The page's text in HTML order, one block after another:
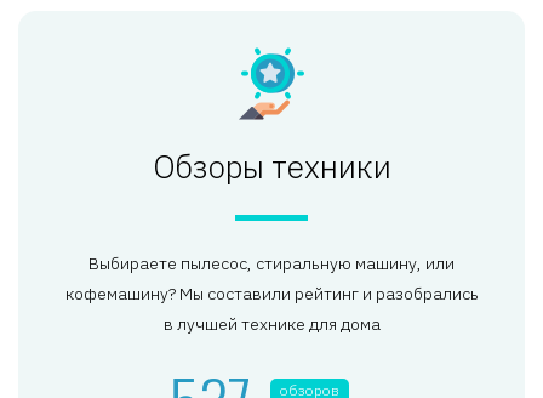
Обзоры техники
Выбираете пылесос, стиральную машину, или
кофемашину? Мы составили рейтинг и разобрались
в лучшей технике для дома
обзоров